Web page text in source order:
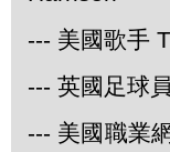
--- 美國歌手
--- 英國足球
--- 美國職業